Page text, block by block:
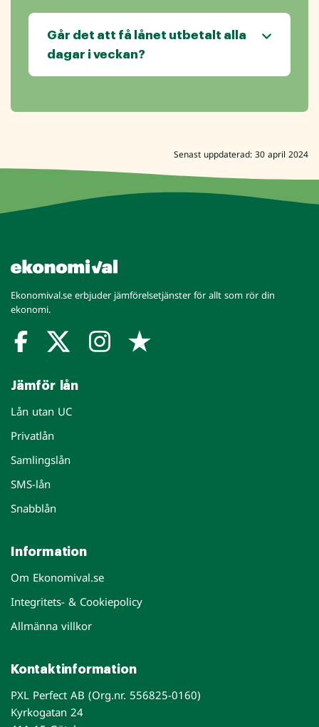
Går det att få lånet utbetalt alla
dagar i veckan?
Senast uppdaterad: 30 april 2024
Ekonomival.se erbjuder jämförelsetjänster för allt som rör din
ekonomi.
Jämför lån
Lån utan UC
Privatlån
Samlingslån
SMS-lån
Snabblån
Information
Om Ekonomival.se
Integritets- & Cookiepolicy
Allmänna villkor
Kontaktinformation
PXL Perfect AB (Org.nr. 556825-0160)
Kyrkogatan 24